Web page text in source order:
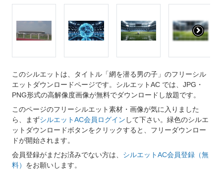
このシルエットは、タイトル「網を潜る男の子」のフリーシル
エットダウンロードページです。シルエットAC では、JPG・
PNG形式の高解像度画像が無料でダウンロードし放題です。
このページのフリーシルエット素材・画像が気に入りました
ら、まずシルエットAC会員ログイン して下さい。緑色のシルエ
ットダウンロードボタンをクリックすると、フリーダウンロー
ドが開始されます。
会員登録がまだお済みでない方は、 シルエットAC会員登録（無
料） をお願いします。